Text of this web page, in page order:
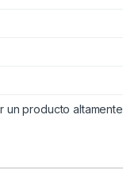
producto altamente